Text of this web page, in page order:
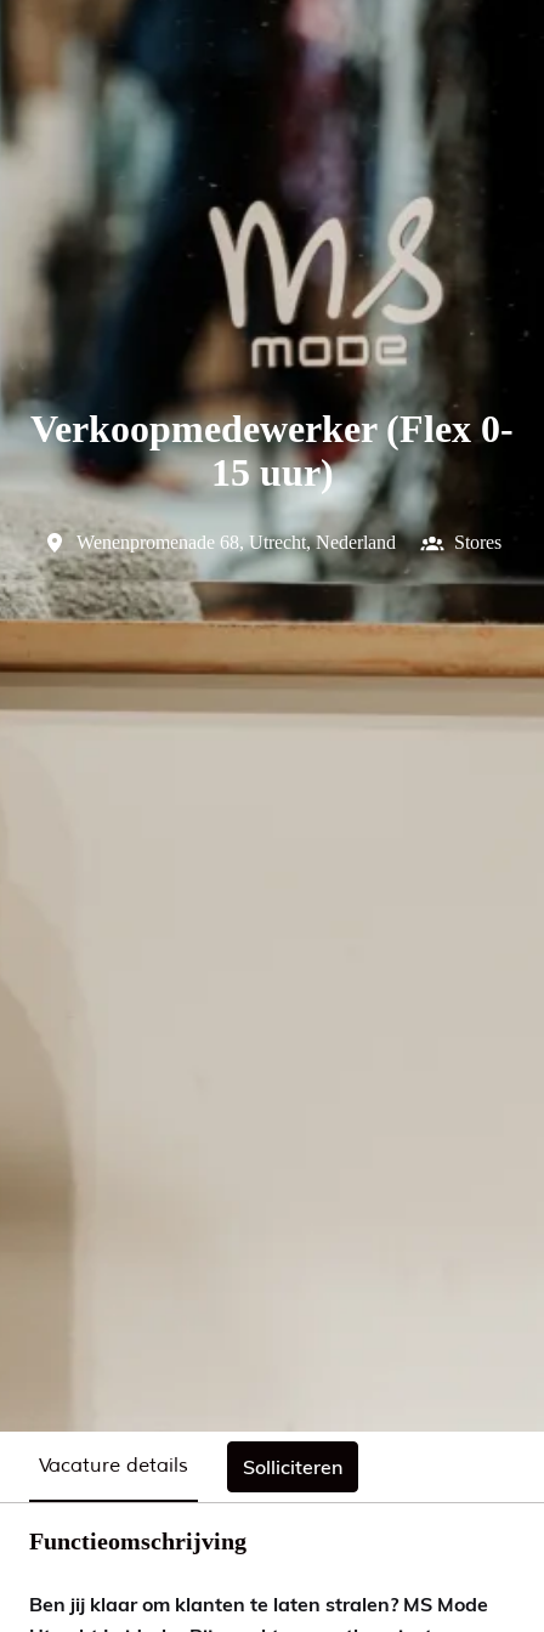
Verkoopmedewerker (Flex 0-
15 uur)
Wenenpromenade 68, Utrecht, Nederland Stores
Vacature details Solliciteren
Functieomschrijving
Ben jij klaar om klanten te laten stralen? MS Mode